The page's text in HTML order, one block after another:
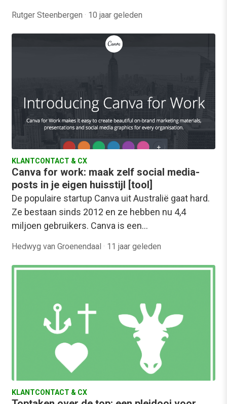
Rutger Steenbergen · 10 jaar geleden
KLANTCONTACT & CX
Canva for work: maak zelf social media-
posts in je eigen huisstijl [tool]
De populaire startup Canva uit Australië gaat hard.
Ze bestaan sinds 2012 en ze hebben nu 4,4
miljoen gebruikers. Canva is een…
Hedwyg van Groenendaal · 11 jaar geleden
KLANTCONTACT & CX